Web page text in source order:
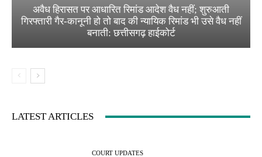
अवैध हिरासत पर आधारित रिमांड आदेश वैध नहीं; शुरुआती
गिरफ्तारी गैर-कानूनी हो तो बाद की न्यायिक रिमांड भी उसे वैध नहीं
बनाती: छत्तीसगढ़ हाईकोर्ट
LATEST ARTICLES
COURT UPDATES